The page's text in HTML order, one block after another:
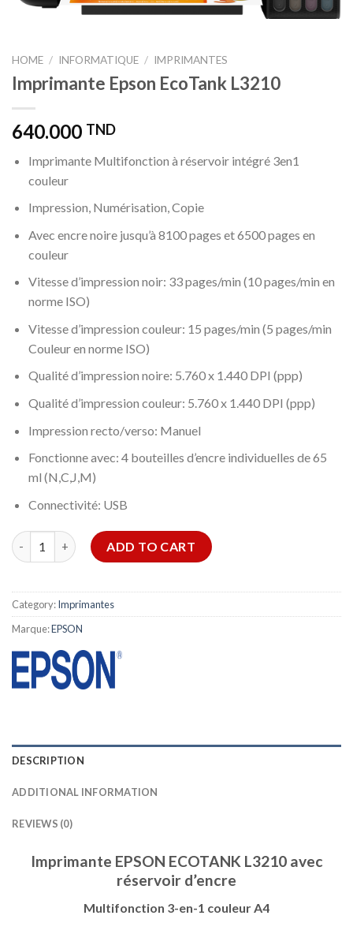
HOME / INFORMATIQUE / IMPRIMANTES
Imprimante Epson EcoTank L3210
640.000 TND
Imprimante Multifonction à réservoir intégré 3en1
couleur
Impression, Numérisation, Copie
Avec encre noire jusqu’à 8100 pages et 6500 pages en
couleur
Vitesse d’impression noir: 33 pages/min (10 pages/min en
norme ISO)
Vitesse d’impression couleur: 15 pages/min (5 pages/min
Couleur en norme ISO)
Qualité d’impression noire: 5.760 x 1.440 DPI (ppp)
Qualité d’impression couleur: 5.760 x 1.440 DPI (ppp)
Impression recto/verso: Manuel
Fonctionne avec: 4 bouteilles d’encre individuelles de 65
ml (N,C,J,M)
Connectivité: USB
Imprimante Epson EcoTank L3210 quantity
ADD TO CART
Category:Imprimantes
Marque:EPSON
DESCRIPTION
ADDITIONAL INFORMATION
REVIEWS (0)
Imprimante EPSON ECOTANK L3210 avec
réservoir d’encre
Multifonction 3-en-1 couleur A4